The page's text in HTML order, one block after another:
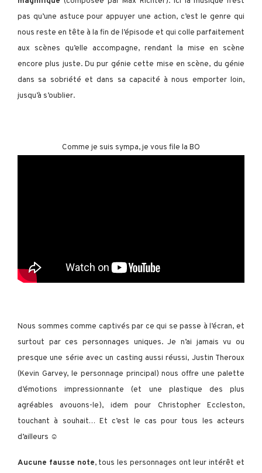
pas qu’une astuce pour appuyer une action, c’est le genre qui
nous reste en tête à la fin de l’épisode et qui colle parfaitement
aux scènes qu’elle accompagne, rendant la mise en scène
encore plus juste. Du pur génie cette mise en scène, du génie
dans sa sobriété et dans sa capacité à nous emporter loin,
jusqu’à s’oublier.
Comme je suis sympa, je vous file la BO
Nous sommes comme captivés par ce qui se passe à l’écran, et
surtout par ces personnages uniques. Je n’ai jamais vu ou
presque une série avec un casting aussi réussi, Justin Theroux
(Kevin Garvey, le personnage principal) nous offre une palette
d’émotions impressionnante (et une plastique des plus
agréables avouons-le), idem pour Christopher Eccleston,
touchant à souhait… Et c’est le cas pour tous les acteurs
d’ailleurs ☺️
Aucune fausse note, tous les personnages ont leur intérêt et